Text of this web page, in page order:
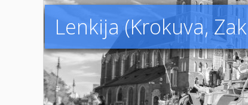
Lenkija (Krokuva,